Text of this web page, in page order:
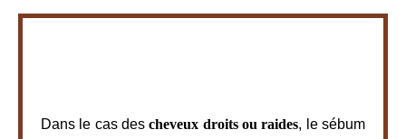
Dans le cas des cheveux droits ou raides, le sébum